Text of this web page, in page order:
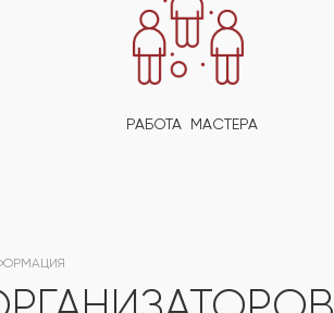
РАБОТА МАСТЕРА